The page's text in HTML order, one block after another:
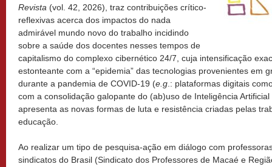
Revista (vol. 42, 2026), traz contribuições crítico-
reflexivas acerca dos impactos do nada
admirável mundo novo do trabalho incidindo
sobre a saúde dos docentes nesses tempos de
capitalismo do complexo cibernético 24/7, cuja intensificação
estonteante com a “epidemia” das tecnologias provenientes em
durante a pandemia de COVID-19 (e.g .: plataformas digitais
com a consolidação galopante do (ab)uso de Inteligência
apresenta as novas formas de luta e resistência criadas pelas
educação.
Ao realizar um tipo de pesquisa-ação em diálogo com
sindicatos do Brasil (Sindicato dos Professores de Macaé e